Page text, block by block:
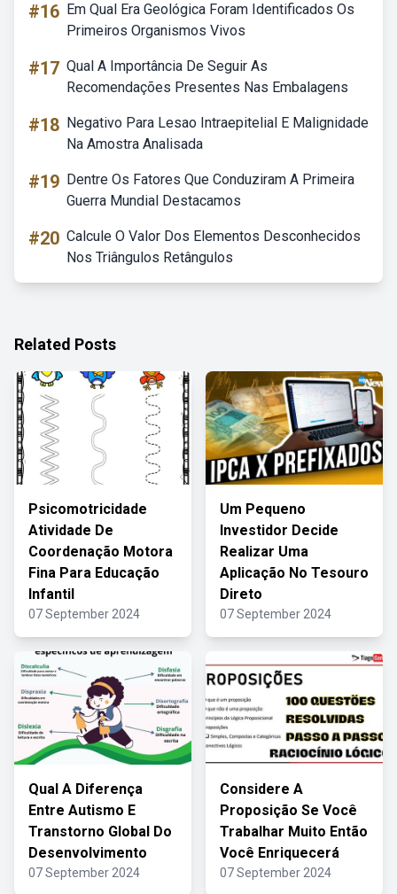
#16 Em Qual Era Geológica Foram Identificados Os
Primeiros Organismos Vivos
#17 Qual A Importância De Seguir As
Recomendações Presentes Nas Embalagens
#18 Negativo Para Lesao Intraepitelial E Malignidade
Na Amostra Analisada
#19 Dentre Os Fatores Que Conduziram A Primeira
Guerra Mundial Destacamos
#20 Calcule O Valor Dos Elementos Desconhecidos
Nos Triângulos Retângulos
Related Posts
Psicomotricidade
Atividade De
Coordenação Motora
Fina Para Educação
Infantil
07 September 2024
Um Pequeno
Investidor Decide
Realizar Uma
Aplicação No Tesouro
Direto
07 September 2024
Qual A Diferença
Entre Autismo E
Transtorno Global Do
Desenvolvimento
07 September 2024
Considere A
Proposição Se Você
Trabalhar Muito Então
Você Enriquecerá
07 September 2024